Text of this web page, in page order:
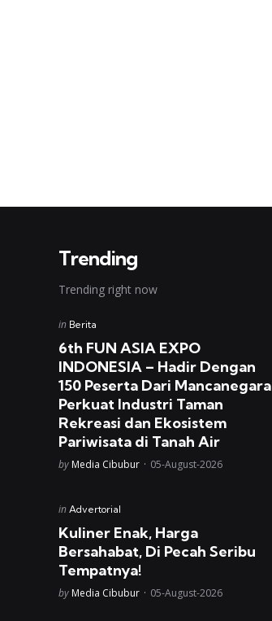
Trending
Trending right now
Posted
in Berita
6th FUN ASIA EXPO
INDONESIA – Hadir Dengan
150 Peserta Dari Mancanegara
Perkuat Industri Taman
Rekreasi dan Ekosistem
Pariwisata di Tanah Air
Posted
by Media Cibubur 05-August-2026
Posted
in Advertorial
Kuliner Enak, Harga
Bersahabat, Di Pecah Seribu
Tempatnya!
Posted
by Media Cibubur 05-August-2026